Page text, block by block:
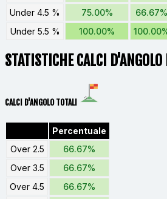
Under 4.5 %
75.00% 66.67%
Under 5.5 %
100.00%
STATISTICHE CALCI
CALCI D'ANGOLO TOTALI
Percentuale
Over 2.5
66.67%
Over 3.5
66.67%
Over 4.5
66.67%